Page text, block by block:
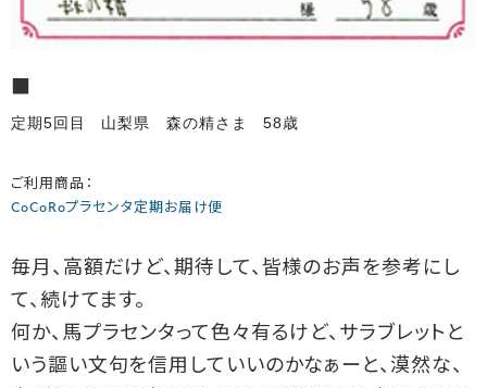
■
定期5回目 山梨県 森の精さま 58歳
ご利用商品：
CoCoRoプラセンタ定期お届け便
毎月、高額だけど、期待して、皆様のお声を参考にし
て、続けてます。
何か、馬プラセンタって色々有るけど、サラブレットと
いう謳い文句を信用していいのかなぁーと、漠然な、